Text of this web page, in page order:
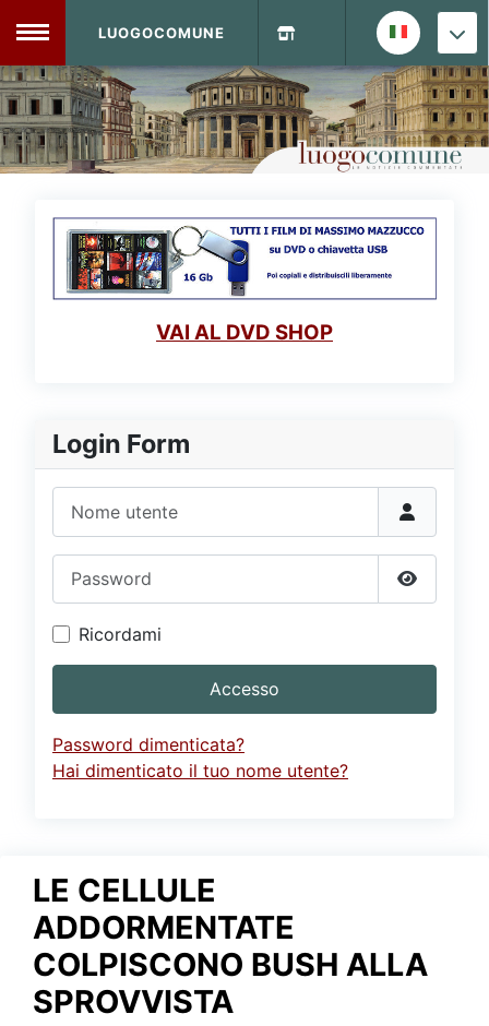
MENU
Home
DVD Shop
Sito
Forum
LUOGOCOMUNE
VAI AL DVD SHOP
Login Form
Mostra
Ricordami
Accesso
Password dimenticata?
Hai dimenticato il tuo nome utente?
LE CELLULE
ADDORMENTATE
COLPISCONO BUSH ALLA
SPROVVISTA